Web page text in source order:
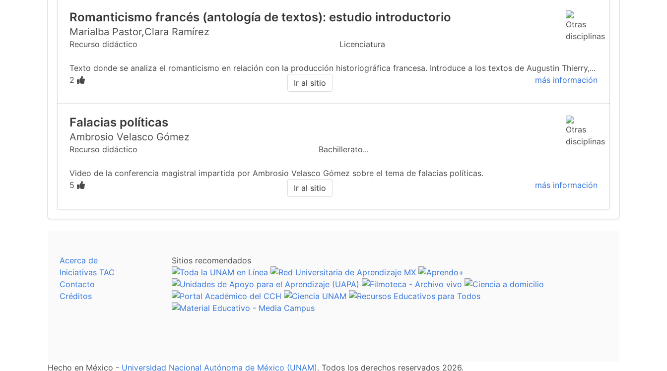
Romanticismo francés (antología de textos): estudio introductorio
Marialba Pastor,Clara Ramírez
Recurso didáctico Licenciatura
Texto donde se analiza el romanticismo en relación con la producción historiográfica francesa. Introduce a los textos de Augustin Thierry,...
2
más información
Ir al sitio
Falacias políticas
Ambrosio Velasco Gómez
Recurso didáctico Bachillerato...
Video de la conferencia magistral impartida por Ambrosio Velasco Gómez sobre el tema de falacias políticas.
5
más información
Ir al sitio
Acerca de
Iniciativas TAC
Contacto
Créditos
Sitios recomendados
Hecho en México - Universidad Nacional Autónoma de México (UNAM). Todos los derechos reservados 2026.